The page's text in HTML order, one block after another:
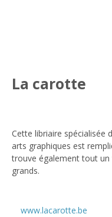
La carotte
Cette libriaire spécialisée
arts graphiques est
trouve également tout
grands.
www.lacarotte.be